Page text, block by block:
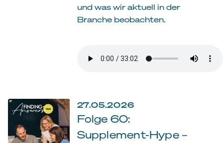
und was wir aktuell in der
Branche beobachten.
27.05.2026
Folge 60:
Supplement-Hype –